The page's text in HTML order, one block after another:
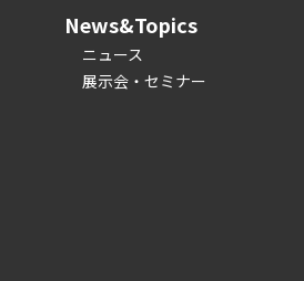
News&Topics
ニュース
展示会・セミナー